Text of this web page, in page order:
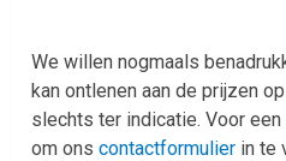
We willen nogmaals
kan ontlenen aan de prijzen
slechts ter indicatie. Voor
om onscontactformulier in te